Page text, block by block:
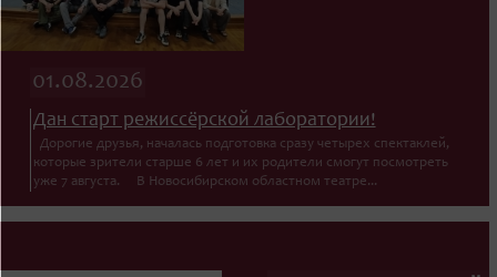
01.08.2026
Дан старт режиссёрской лаборатории!
Дорогие друзья, началась подготовка сразу четырех спектаклей,
которые зрители старше 6 лет и их родители смогут посмотреть
уже 7 августа. В Новосибирском областном театре...